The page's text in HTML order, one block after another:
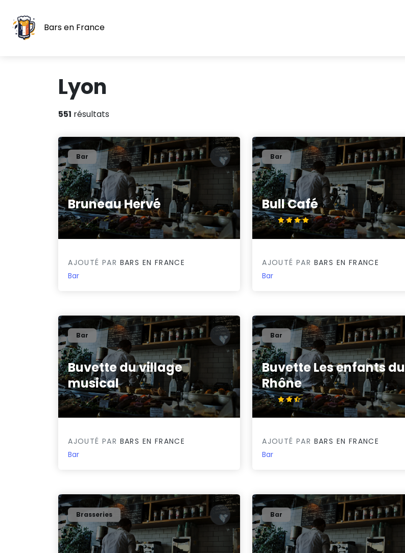
Bars en France
Lyon
551 résultats
Bruneau Hervé
0/5
Bar
AJOUTÉ PAR BARS EN FRANCE
Bar
Bull Café
4.4/5
Bar
AJOUTÉ PAR BARS EN FRANCE
Bar
Buvette du village
musical
0/5
Bar
AJOUTÉ PAR BARS EN FRANCE
Bar
Buvette Les enfants du
Rhône
2.5/5
Bar
AJOUTÉ PAR BARS EN FRANCE
Bar
Brasseries Bar